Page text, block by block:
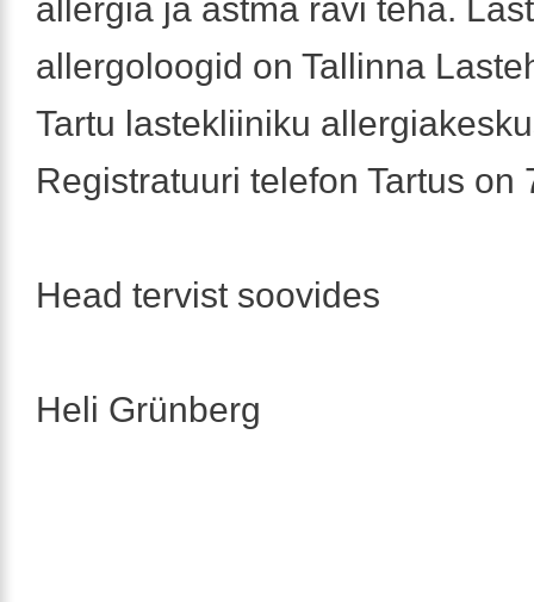
allergia ja astma ravi teha.
allergoloogid on Tallinna
Tartu lastekliiniku
Registratuuri telefon Tartus on
Head tervist soovides
Heli Grünberg